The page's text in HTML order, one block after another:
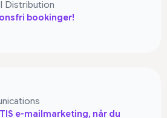
Distribution
bookinger!
e-mailmarketing, når du